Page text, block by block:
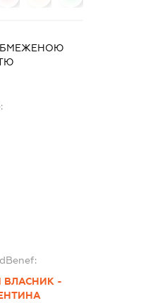
ВЛАСНИК -